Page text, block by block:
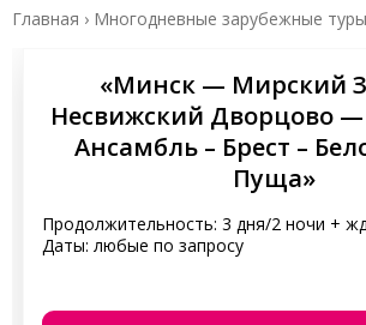
Главная › Многодневные зарубежные
«Минск — Мирский
Несвижский Дворцово
Ансамбль – Брест –
Пуща»
Продолжительность: 3 дня/2 ночи +
Даты: любые по запросу